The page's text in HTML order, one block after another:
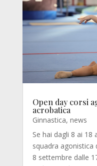
Open day corsi
acrobatica
Ginnastica, news
Se hai dagli 8 ai
squadra agonistica
8 settembre dalle